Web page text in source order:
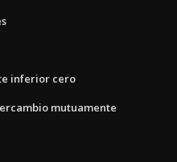
inferior cero
mutuamente